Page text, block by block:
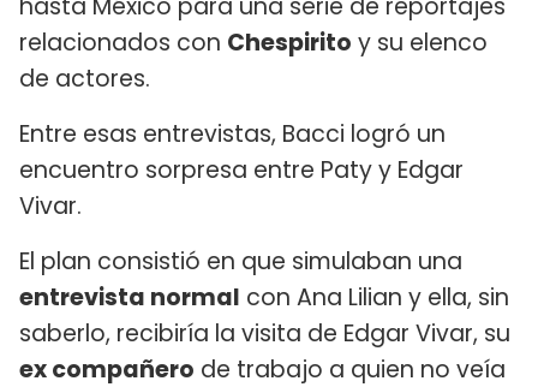
relacionados con Chespirito y su elenco
de actores.
Entre esas entrevistas, Bacci logró un
encuentro sorpresa entre Paty y Edgar
Vivar.
El plan consistió en que simulaban una
entrevista normal con Ana Lilian y ella, sin
saberlo, recibiría la visita de Edgar Vivar, su
ex compañero de trabajo a quien no veía